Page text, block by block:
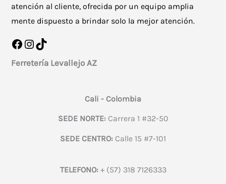
atención al cliente, ofrecida por un equipo amplia
mente dispuesto a brindar solo la mejor atención.
Facebook
Instagram
TikTok
Ferretería Levallejo AZ
Cali - Colombia
SEDE NORTE:Carrera 1 #32-50
SEDE CENTRO: Calle 15 #7-101
TELEFONO:+ (57) 318 7126333